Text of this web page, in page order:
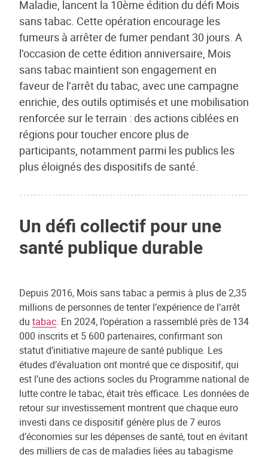
Maladie, lancent la 10ème édition du défi Mois
sans tabac. Cette opération encourage les
fumeurs à arrêter de fumer pendant 30 jours. A
l’occasion de cette édition anniversaire, Mois
sans tabac maintient son engagement en
faveur de l’arrêt du tabac, avec une campagne
enrichie, des outils optimisés et une mobilisation
renforcée sur le terrain : des actions ciblées en
régions pour toucher encore plus de
participants, notamment parmi les publics les
plus éloignés des dispositifs de santé.
Un défi collectif pour une
santé publique durable
Depuis 2016, Mois sans tabac a permis à plus de 2,35
millions de personnes de tenter l’expérience de l’arrêt
du tabac. En 2024, l’opération a rassemblé près de 134
000 inscrits et 5 600 partenaires, confirmant son
statut d’initiative majeure de santé publique. Les
études d’évaluation ont montré que ce dispositif, qui
est l’une des actions socles du Programme national de
lutte contre le tabac, était très efficace. Les données de
retour sur investissement montrent que chaque euro
investi dans ce dispositif génère plus de 7 euros
d’économies sur les dépenses de santé, tout en évitant
des milliers de cas de maladies liées au tabagisme